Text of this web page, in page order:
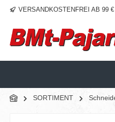
Hauptinhalt springen
Zur Suche springen
Zur Hauptnavigation
VERSANDKOSTENFREI AB 99 €
SORTIMENT